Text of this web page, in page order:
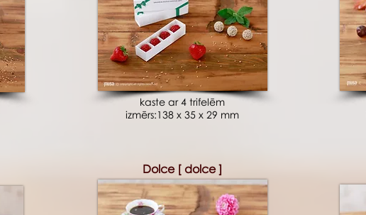
kaste ar 4 trifelēm
izmērs:138 x 35 x 29 mm
Dolce [ dolce ]